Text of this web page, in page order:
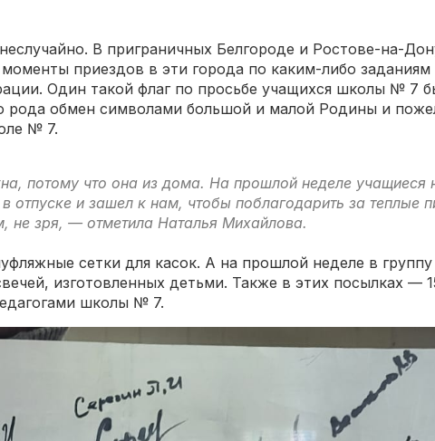
В приграничных Белгороде и Ростове-на-
приездов в эти города по каким-либо
Один такой флаг по просьбе учащихся школы № 7
рода обмен символами большой и малой Родины и
№ 7.
потому что она из дома. На прошлой неделе
отпуске и зашел к нам, чтобы поблагодарить за теплые
не зря, — отметила Наталья Михайлова.
сетки для касок. А на прошлой неделе в
изготовленных детьми. Также в этих посылках —
школы № 7.